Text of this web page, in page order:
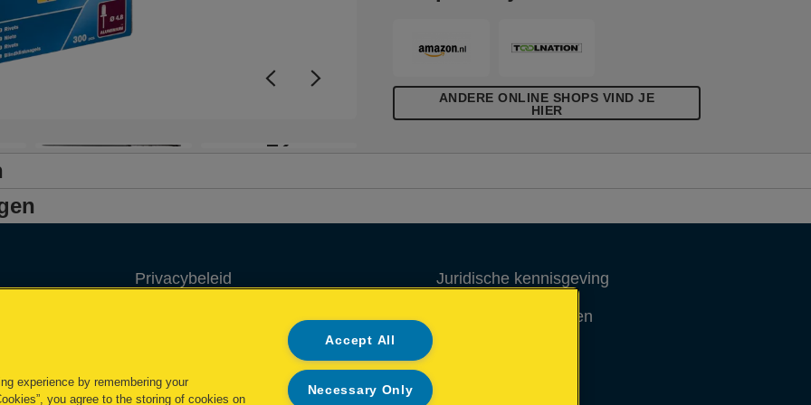
+2
ANDERE ONLINE SHOPS VIND JE
HIER
Privacybeleid
Inzage in mijn gegevens
Conformiteitsverklaringen
Juridische kennisgeving
Garantievoorwaarden
experience by remembering your
you agree to the storing of cookies on
Accept All
Necessary Only